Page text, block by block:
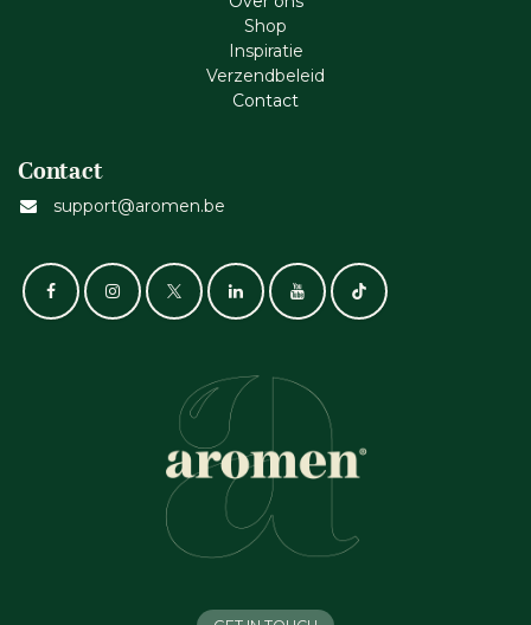
Shop
Inspiratie
Verzendbeleid
Cont​act
Contact
support@aromen.be